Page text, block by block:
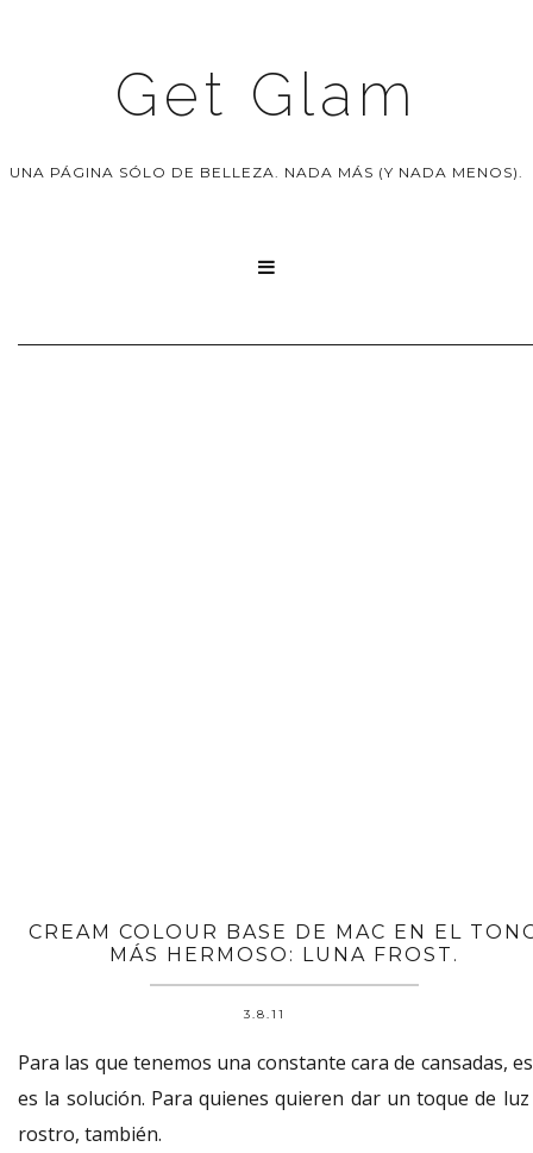
Get Glam
UNA PÁGINA SÓLO DE BELLEZA. NADA MÁS (Y NADA MENOS).

CREAM COLOUR BASE DE MAC EN EL
MÁS HERMOSO: LUNA FROST.
3.8.11
Para las que tenemos una constante cara de cansadas,
es la solución. Para quienes quieren dar un toque de
rostro, también.